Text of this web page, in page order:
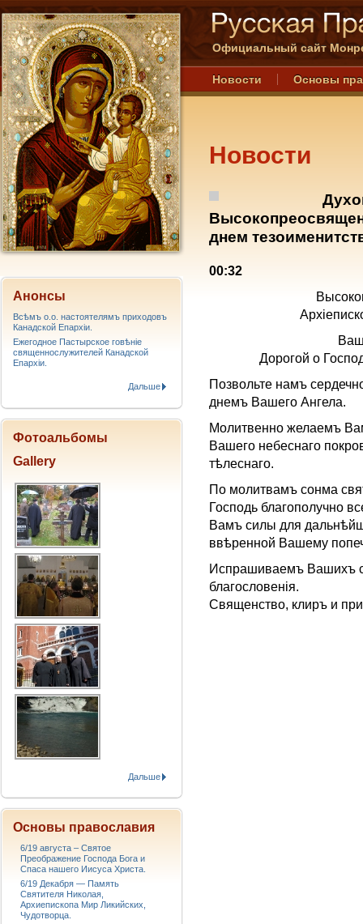
Официальный сайт
Новости Основы
Новости
днем
00:32
Дорогой о
Позвольте намъ
днемъ Вашего Ангела.
Молитвенно желаемъ
Вашего небеснаго
тѣлеснаго.
По молитвамъ сонма
Господь благополучно
Вамъ силы для
ввѣренной Вашему
Испрашиваемъ Вашихъ
благословенiя.
Священство, клиръ и
Анонсы
Всѣмъ о.о. настоятелямъ приходовъ
Канадской Епархiи.
Ежегодное Пастырское говѣніе
священнослужителей Канадской
Епархіи.
Дальше
Фотоальбомы
Gallery
Дальше
Основы православия
6/19 августа – Святое
Преображение Господа Бога и
Спаса нашего Иисуса Христа.
6/19 Декабря — Память
Святителя Николая,
Архиепископа Мир Ликийских,
Чудотворца.